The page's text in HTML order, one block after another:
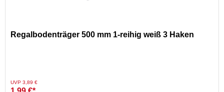
Regalbodenträger 500 mm 1-reihig weiß 3 Haken
Preis reduziert von
UVP 3,89 €auf